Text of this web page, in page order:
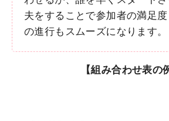
夫をすることで参加者の満足
の進行もスムーズになります。
【組み合わせ表の